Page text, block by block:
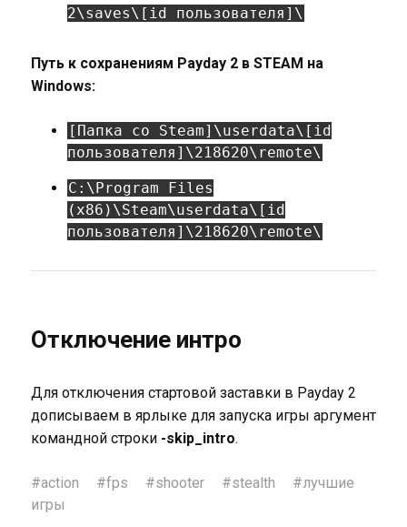
2\saves\[id пользователя]\
Путь к сохранениям Payday 2 в STEAM на
Windows:
[Папка со Steam]\userdata\[id
пользователя]\218620\remote\
C:\Program Files
(x86)\Steam\userdata\[id
пользователя]\218620\remote\
Отключение интро
Для отключения стартовой заставки в Payday 2
дописываем в ярлыке для запуска игры аргумент
командной строки -skip_intro.
#action #fps #shooter #stealth #лучшие
игры